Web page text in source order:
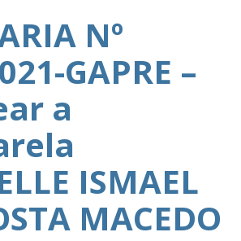
Nº
GAPRE –
a
ISMAEL
MACEDO